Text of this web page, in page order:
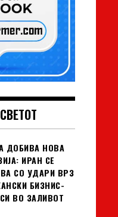
ДОБИВА НОВА
ИРАН СЕ
СО УДАРИ ВРЗ
БИЗНИС-
ВО ЗАЛИВОТ